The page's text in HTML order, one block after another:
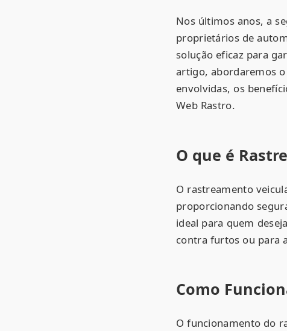
Nos últimos anos, a
proprietários de
solução eficaz para
artigo, abordaremos
envolvidas, os
Web Rastro.
O que é
O rastreamento
proporcionando
ideal para quem
contra furtos ou para
Como
O funcionamento do